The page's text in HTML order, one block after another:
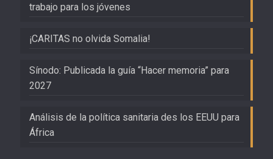
trabajo para los jóvenes
¡CARITAS no olvida Somalia!
Sínodo: Publicada la guía “Hacer memoria” para
2027
Análisis de la política sanitaria des los EEUU para
África